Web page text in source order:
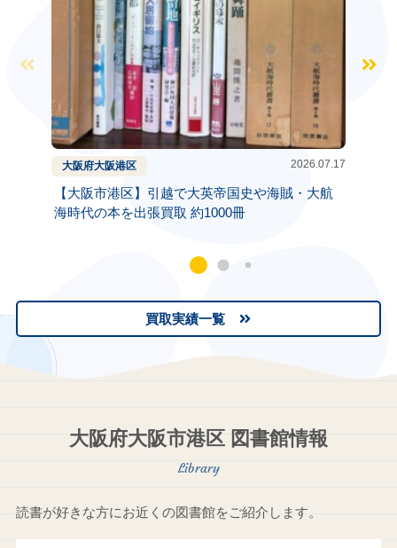
大阪府大阪港区 2026.07.17
【大阪市港区】引越で大英帝国史や海賊・大航
海時代の本を出張買取 約1000冊
買取実績一覧
大阪府大阪市港区 図書館情報
読書が好きな方にお近くの図書館をご紹介します。